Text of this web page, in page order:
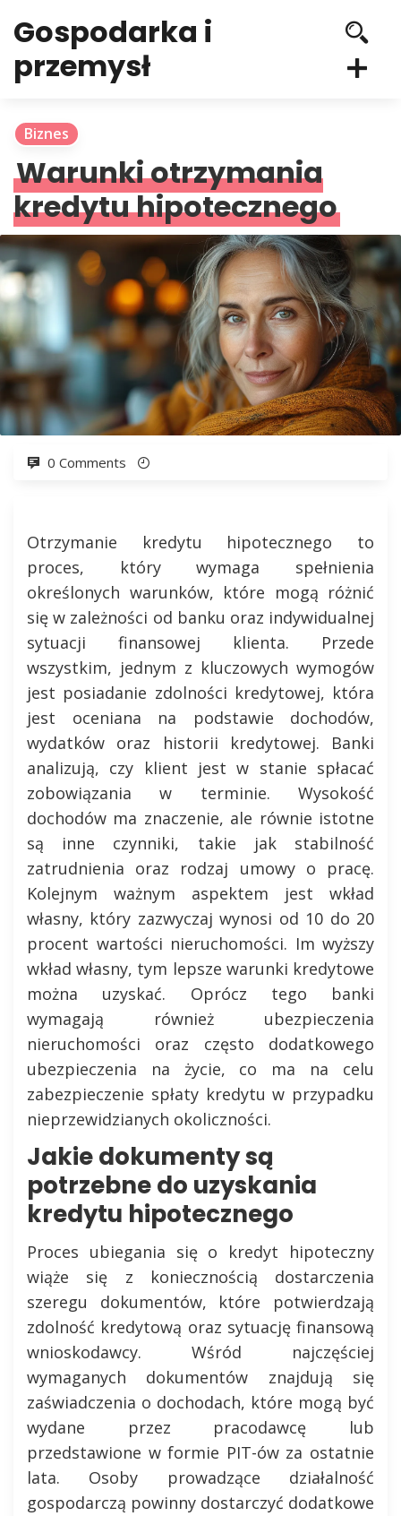
Gospodarka i
przemysł
Biznes
Warunki otrzymania
kredytu hipotecznego
0 Comments
Otrzymanie kredytu hipotecznego to
proces, który wymaga spełnienia
określonych warunków, które mogą różnić
się w zależności od banku oraz indywidualnej
sytuacji finansowej klienta. Przede
wszystkim, jednym z kluczowych wymogów
jest posiadanie zdolności kredytowej, która
jest oceniana na podstawie dochodów,
wydatków oraz historii kredytowej. Banki
analizują, czy klient jest w stanie spłacać
zobowiązania w terminie. Wysokość
dochodów ma znaczenie, ale równie istotne
są inne czynniki, takie jak stabilność
zatrudnienia oraz rodzaj umowy o pracę.
Kolejnym ważnym aspektem jest wkład
własny, który zazwyczaj wynosi od 10 do 20
procent wartości nieruchomości. Im wyższy
wkład własny, tym lepsze warunki kredytowe
można uzyskać. Oprócz tego banki
wymagają również ubezpieczenia
nieruchomości oraz często dodatkowego
ubezpieczenia na życie, co ma na celu
zabezpieczenie spłaty kredytu w przypadku
nieprzewidzianych okoliczności.
Jakie dokumenty są
potrzebne do uzyskania
kredytu hipotecznego
Proces ubiegania się o kredyt hipoteczny
wiąże się z koniecznością dostarczenia
szeregu dokumentów, które potwierdzają
zdolność kredytową oraz sytuację finansową
wnioskodawcy. Wśród najczęściej
wymaganych dokumentów znajdują się
zaświadczenia o dochodach, które mogą być
wydane przez pracodawcę lub
przedstawione w formie PIT-ów za ostatnie
lata. Osoby prowadzące działalność
gospodarczą powinny dostarczyć dodatkowe